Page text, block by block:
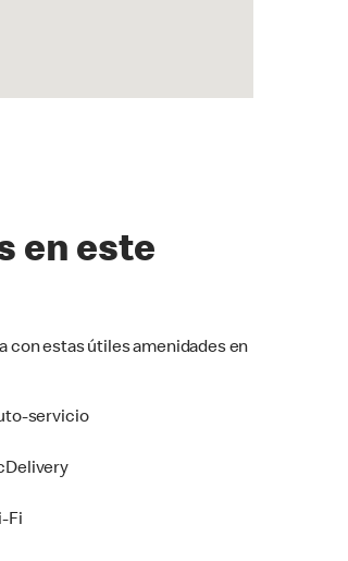
en este
con estas útiles amenidades en
servicio
Fi